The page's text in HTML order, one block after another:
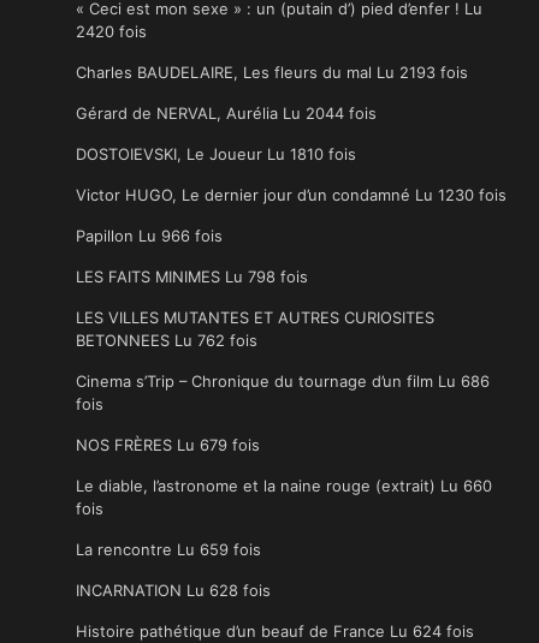
« Ceci est mon sexe » : un (putain d’) pied d’enfer ! Lu
2420 fois
Charles BAUDELAIRE, Les fleurs du mal Lu 2193 fois
Gérard de NERVAL, Aurélia Lu 2044 fois
DOSTOIEVSKI, Le Joueur Lu 1810 fois
Victor HUGO, Le dernier jour d’un condamné Lu 1230 fois
Papillon Lu 966 fois
LES FAITS MINIMES Lu 798 fois
LES VILLES MUTANTES ET AUTRES CURIOSITES
BETONNEES Lu 762 fois
Cinema s’Trip – Chronique du tournage d’un film Lu 686
fois
NOS FRÈRES Lu 679 fois
Le diable, l’astronome et la naine rouge (extrait) Lu 660
fois
La rencontre Lu 659 fois
INCARNATION Lu 628 fois
Histoire pathétique d’un beauf de France Lu 624 fois